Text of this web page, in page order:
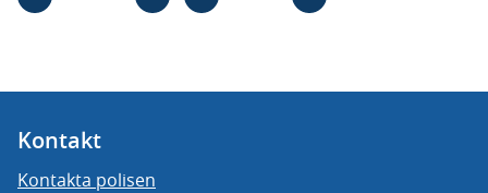
Kontakt
Kontakta polisen